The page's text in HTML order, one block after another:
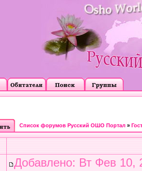
Список форумов Русский ОШО Портал »
Добавлено: Вт Фев 10,